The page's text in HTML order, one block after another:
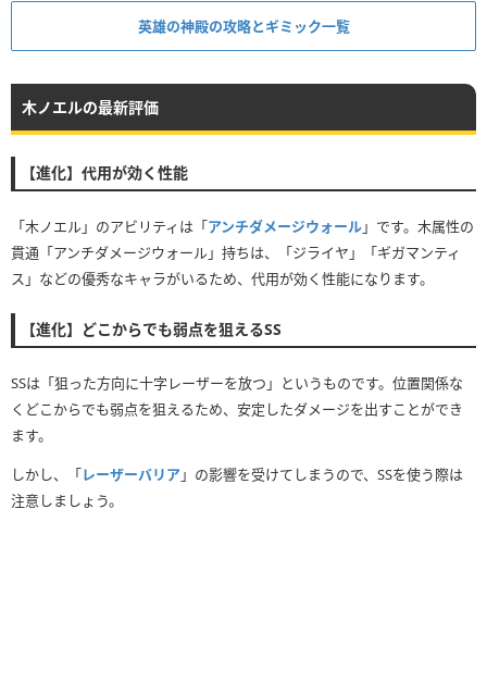
英雄の神殿の攻略とギミック一覧
木ノエルの最新評価
【進化】代用が効く性能
「木ノエル」のアビリティは「アンチダメージウォール」です。木属性の
貫通「アンチダメージウォール」持ちは、「ジライヤ」「ギガマンティ
ス」などの優秀なキャラがいるため、代用が効く性能になります。
【進化】どこからでも弱点を狙えるSS
SSは「狙った方向に十字レーザーを放つ」というものです。位置関係な
くどこからでも弱点を狙えるため、安定したダメージを出すことができ
ます。
しかし、「レーザーバリア」の影響を受けてしまうので、SSを使う際は
注意しましょう。